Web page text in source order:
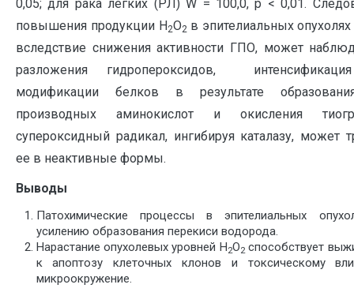
0,05; для рака легких (РЛ) W = 100,0, р < 0,01.
повышения продукции Н2О2 в эпителиальных
вследствие снижения активности ГПО, может
разложения гидропероксидов, интенсификация
модификации белков в результате
производных аминокислот и окисления
супероксидный радикал, ингибируя каталазу, может
ее в неактивные формы.
Выводы
Патохимические процессы в эпителиальных
усилению образования перекиси водорода.
Нарастание опухолевых уровней Н2О2способствует
к апоптозу клеточных клонов и токсическому
микроокружение.